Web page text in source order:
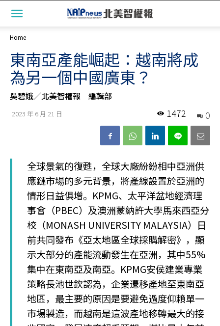
Home
東南亞產能崛起：越南將成
為另一個中國廣東？
吳碧娥╱北美智權報 編輯部
2023 年 6 月 21 日 0
1472
全球景氣的復甦，全球大廠紛紛相中亞洲供
應鏈市場的多元背景，將產線設置於亞洲的
情形日益俱增。KPMG、太平洋盆地經濟理
事會（PBEC）及澳洲蒙納許大學馬來西亞分
校（MONASH UNIVERSITY MALAYSIA）日
前共同發布《亞太地區全球採購解密》，顯
示大部分的產能流動發生在亞洲，其中55%
集中在東南亞及南亞。KPMG安侯建業專業
策略長池世欽認為，企業遷移產地至東南亞
地區，最主要的原因是要避免過度仰賴單一
市場製造，而越南是這波產地移轉最大的接